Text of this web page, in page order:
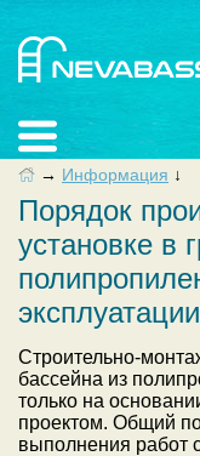
→ Информация ↓
Порядок
установке в
эксплуатации
Строительно-
бассейна из
только на
проектом. Общий
выполнения работ